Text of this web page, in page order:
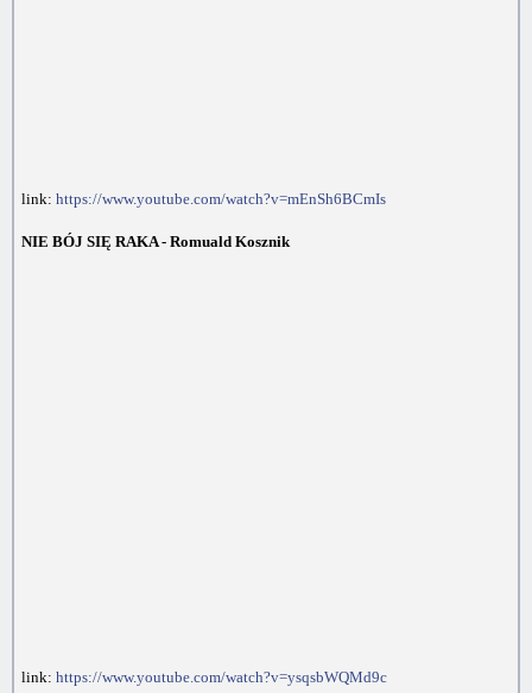
link: https://www.youtube.com/watch?v=mEnSh6BCmIs
NIE BÓJ SIĘ RAKA - Romuald Kosznik
link: https://www.youtube.com/watch?v=ysqsbWQMd9c